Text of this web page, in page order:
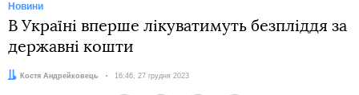
Новини
В Україні вперше лікуватимуть безпліддя за
державні кошти
Автор:Костя Андрейковець Дата:
16:46, 27 грудня 2023